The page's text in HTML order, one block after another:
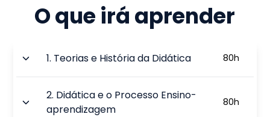
O que irá aprender
1. Teorias e História da Didática 80h
2. Didática e o Processo Ensino-
aprendizagem
80h